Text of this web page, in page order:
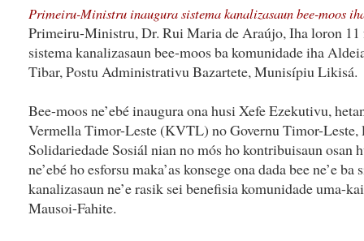
Primeiru-Ministru inaugura sistema kanalizasaun bee-moos
Primeiru-Ministru, Dr. Rui Maria de Araújo, Iha loron 11
sistema kanalizasaun bee-moos ba komunidade iha
Tibar, Postu Administrativu Bazartete, Munisípiu Likisá.
Bee-moos ne’ebé inaugura ona husi Xefe Ezekutivu,
Vermella Timor-Leste (KVTL) no Governu Timor-
Solidariedade Sosiál nian no mós ho kontribuisaun osan
ne’ebé ho esforsu maka’as konsege ona dada bee ne’e
kanalizasaun ne’e rasik sei benefisia komunidade uma-
Mausoi-Fahite.